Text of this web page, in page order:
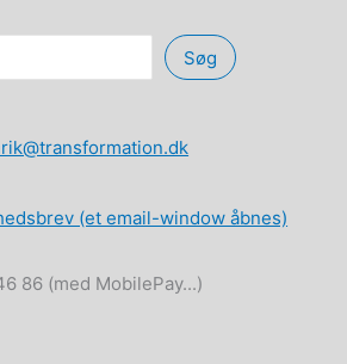
Søg
(et email-window åbnes)
86 (med MobilePay...)